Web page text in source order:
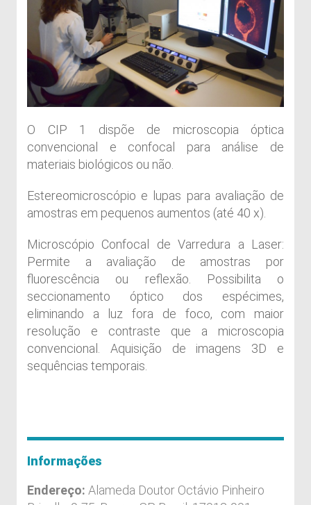
O CIP 1 dispõe de microscopia óptica
convencional e confocal para análise de
materiais biológicos ou não.
Estereomicroscópio e lupas para avaliação de
amostras em pequenos aumentos (até 40 x).
Microscópio Confocal de Varredura a Laser:
Permite a avaliação de amostras por
fluorescência ou reflexão. Possibilita o
seccionamento óptico dos espécimes,
eliminando a luz fora de foco, com maior
resolução e contraste que a microscopia
convencional. Aquisição de imagens 3D e
sequências temporais.
Informações
Endereço: Alameda Doutor Octávio Pinheiro